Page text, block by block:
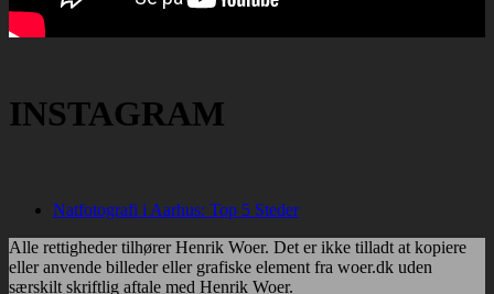
INSTAGRAM
Natfotografi i Aarhus: Top 5 Steder
Alle rettigheder tilhører Henrik Woer. Det er ikke tilladt at kopiere
eller anvende billeder eller grafiske element fra woer.dk uden
særskilt skriftlig aftale med Henrik Woer.